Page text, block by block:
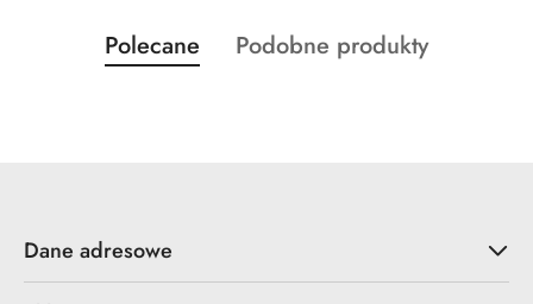
Pomiń karuzelę produktów
Produkty
o
Polecane
Produkty
Podobne produkty
Dane adresowe